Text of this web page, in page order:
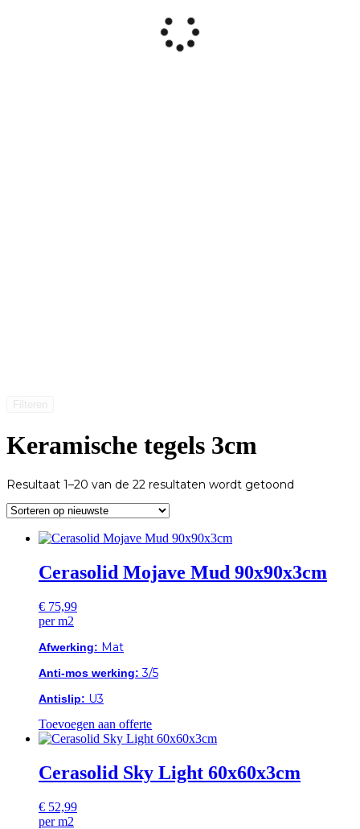
Keramische tegels 3cm
Resultaat 1–20 van de 22 resultaten wordt getoond
Cerasolid Mojave Mud 90x90x3cm
€ 75,99
per m2
Afwerking: Mat
Anti-mos werking: 3/5
Antislip: U3
Toevoegen aan offerte
Cerasolid Sky Light 60x60x3cm
€ 52,99
per m2